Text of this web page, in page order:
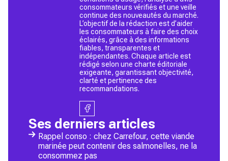
consommateurs vérifiés et une veille
continue des nouveautés du marché.
L’objectif de la rédaction est d’aider
les consommateurs à faire des choix
éclairés, grâce à des informations
fiables, transparentes et
indépendantes. Chaque article est
rédigé selon une charte éditoriale
exigeante, garantissant objectivité,
clarté et pertinence des
recommandations.
Ses derniers articles
Rappel conso : chez Carrefour, cette viande
marinée peut contenir des salmonelles, ne la
consommez pas